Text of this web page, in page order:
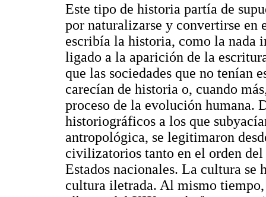
Este tipo de historia partía de
por naturalizarse y convertirse en
escribía la historia, como la nada
ligado a la aparición de la
que las sociedades que no tenían
carecían de historia o, cuando
proceso de la evolución humana.
historiográficos a los que
antropológica, se legitimaron
civilizatorios tanto en el orden
Estados nacionales. La cultura se
cultura iletrada. Al mismo